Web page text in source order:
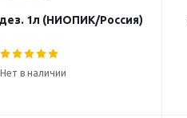
1л (НИОПИК/Россия)
Нет в наличии